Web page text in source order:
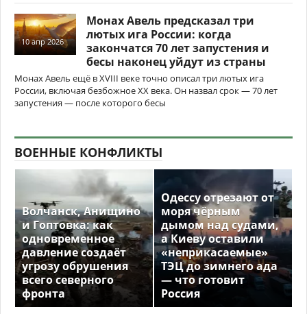
10 апр 2026
Монах Авель предсказал три
лютых ига России: когда
закончатся 70 лет запустения и
бесы наконец уйдут из страны
Монах Авель ещё в XVIII веке точно описал три лютых ига
России, включая безбожное XX века. Он назвал срок — 70 лет
запустения — после которого бесы
ВОЕННЫЕ КОНФЛИКТЫ
Волчанск, Анищино
и Гоптовка: как
одновременное
давление создаёт
угрозу обрушения
всего северного
фронта
Одессу отрезают от
моря чёрным
дымом над судами,
а Киеву оставили
«неприкасаемые»
ТЭЦ до зимнего ада
— что готовит
Россия